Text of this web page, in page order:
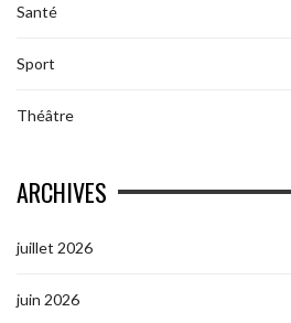
Santé
Sport
Théâtre
ARCHIVES
juillet 2026
juin 2026